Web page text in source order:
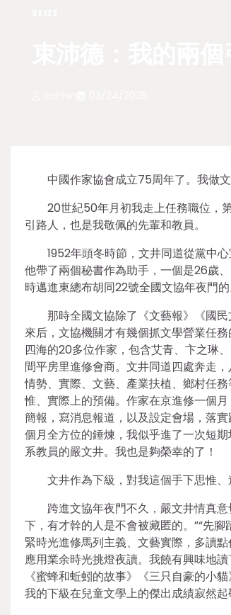
中國作家協會成立75周年了。我做
20世紀50年月初我走上任務職位，
引路人，也是我敬佩的先輩和教員。
1952年頭冬時節，文井同道從黨中
他帶了兩個秘書作為助手，一個是26歲
時邁進東總布胡同22號全國文協年夜門的
那時全國文協除了《文藝報》《國
來后，文協機關才有幾個抓文學營業任
四海的20多位作家，包含艾青、卞之琳
間平房里進修會商。文井同道四處奔走
情勢、實際、文藝、產業扶植、鄉村任
惟、實際上的預備。作家在京進修一個
簡報，寫消息報道，以及設定會場，落
個月全方位的錘煉，我似乎進了一次短
系教員的嚴文井。我也是夠榮幸的了！
文井作為下級，對我這個手下思惟
跨進文協年夜門不久，嚴文井情真
下，有才幹的人是不會被藏匿的。”“先
緊時光進修馬列主義、文藝實際，多讀
應用業余時光挑燈夜讀。我饒有興味地
《蜜蜂和蚯蚓的故事》《三只自豪的小
我的下級在兒童文學上的傑出成績寂然